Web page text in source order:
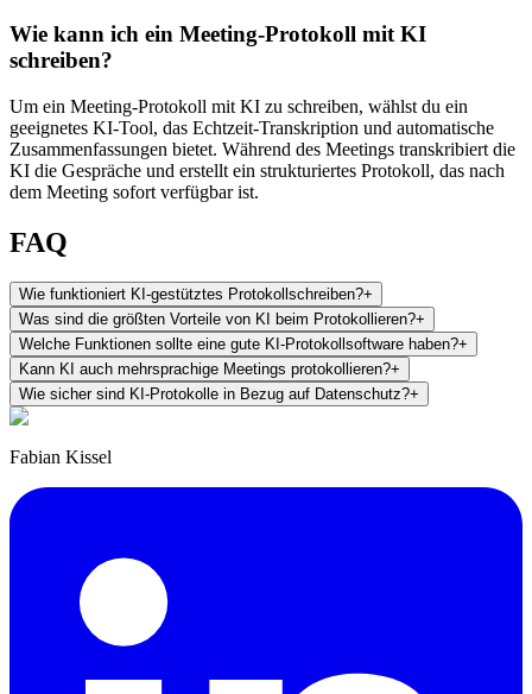
Wie kann ich ein Meeting-Protokoll mit KI
schreiben?
Um ein Meeting-Protokoll mit KI zu schreiben, wählst du ein
geeignetes KI-Tool, das Echtzeit-Transkription und automatische
Zusammenfassungen bietet. Während des Meetings transkribiert die
KI die Gespräche und erstellt ein strukturiertes Protokoll, das nach
dem Meeting sofort verfügbar ist.
FAQ
Wie funktioniert KI-gestütztes Protokollschreiben?+
Was sind die größten Vorteile von KI beim Protokollieren?+
Welche Funktionen sollte eine gute KI-Protokollsoftware haben?+
Kann KI auch mehrsprachige Meetings protokollieren?+
Wie sicher sind KI-Protokolle in Bezug auf Datenschutz?+
Fabian Kissel